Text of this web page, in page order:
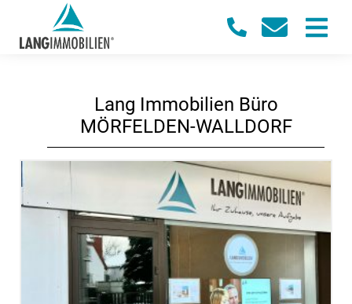
Lang Immobilien Büro
MÖRFELDEN-WALLDORF